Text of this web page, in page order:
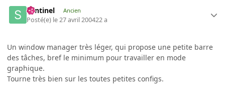
Sentinel Ancien
Posté(e) le 27 avril 200422 a
Un window manager très léger, qui propose une petite barre
des tâches, bref le minimum pour travailler en mode
graphique.
Tourne très bien sur les toutes petites configs.